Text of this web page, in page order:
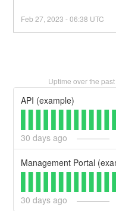
Feb27 ,2023 -06:38 UTC
Uptime over the past
API (example)
30 days ago
30 days ago